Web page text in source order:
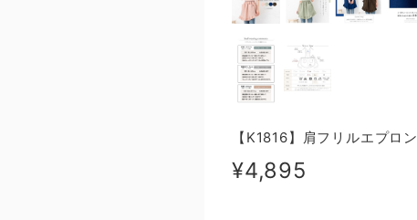
【K1816】肩フリルエプロン
¥4,895